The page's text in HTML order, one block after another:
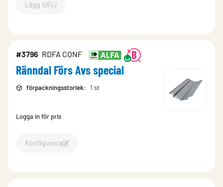
Lägg till
`$Lägg till
#3796 RDFA CONF
Ränndal Förs Avs special
förpackningsstorlek: 1 st
Logga in för pris
Konfigurera
Konfigurera Ränndal Förs Avs special-3796